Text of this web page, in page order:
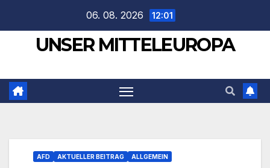
springen
06. 08. 2026 12:01
UNSER MITTELEUROPA
AFD AKTUELLER BEITRAG ALLGEMEIN